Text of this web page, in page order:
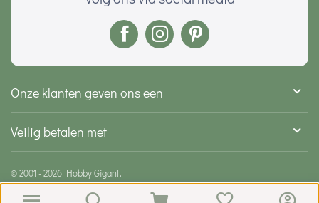
Onze klanten geven ons een
Veilig betalen met
© 2001 - 2026 Hobby Gigant.